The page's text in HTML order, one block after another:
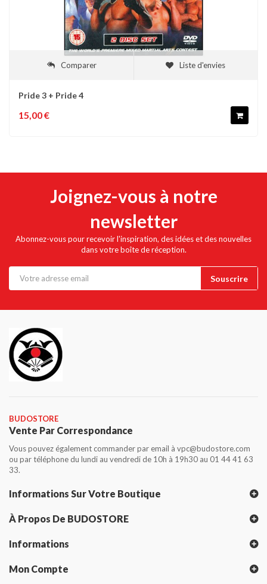
Comparer Liste d'envies
Pride 3 + Pride 4
15,00 €
Joignez-vous à notre
newsletter
Abonnez-vous pour recevoir l'inspiration, des idées et des nouvelles
dans votre boîte de réception.
BUDOSTORE
Vente Par Correspondance
Vous pouvez également commander par email à vpc@budostore.com
ou par téléphone du lundi au vendredi de 10h à 19h30 au 01 44 41 63
33.
Informations Sur Votre Boutique
À Propos De BUDOSTORE
Informations
Mon Compte